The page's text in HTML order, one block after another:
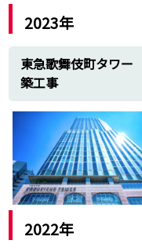
川崎
羽田空港
武蔵村山
2005年
新百合ヶ丘
港南台グラ
昭島・森
府中競馬場
東京ビル
2023年
東急歌舞伎町タワ
築工事
2022年